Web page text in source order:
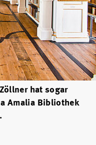
hat sogar
Amalia Bibliothek